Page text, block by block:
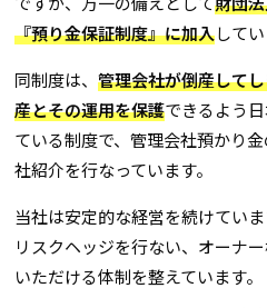
『預り金保証制度』に加入してい
同制度は、管理会社が倒産して
産とその運用を保護できるよう
ている制度で、管理会社預かり
社紹介を行なっています。
当社は安定的な経営を続けてい
リスクヘッジを行ない、オーナ
いただける体制を整えています。